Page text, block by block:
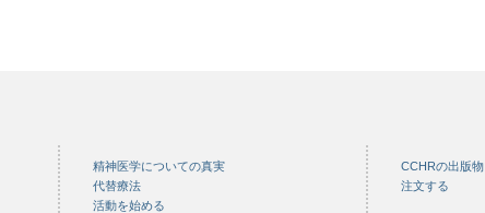
精神医学についての真実
代替療法
活動を始める
CCHRの出版物
注文する